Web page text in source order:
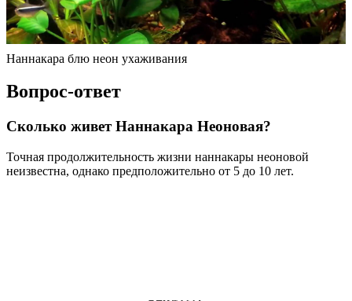
Наннакара блю неон ухаживания
Вопрос-ответ
Сколько живет Наннакара Неоновая?
Точная продолжительность жизни наннакары неоновой
неизвестна, однако предположительно от 5 до 10 лет.